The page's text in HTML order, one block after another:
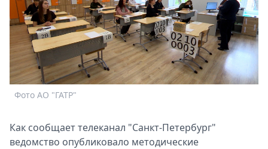
Metro
Стримы
Спецпроекты
Звезды
Выборы
2026
Скачай
Фото АО "ГАТР"
Как сообщает телеканал "Санкт-Петербург"
ведомство опубликовало методические